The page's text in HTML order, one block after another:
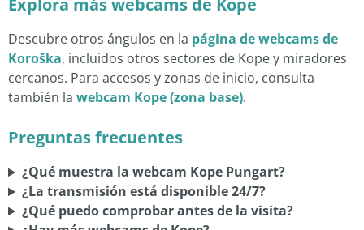
Descubre otros ángulos en la página de webcams de
Koroška, incluidos otros sectores de Kope y miradores
cercanos. Para accesos y zonas de inicio, consulta
también la webcam Kope (zona base).
Preguntas frecuentes
¿Qué muestra la webcam Kope Pungart?
¿La transmisión está disponible 24/7?
¿Qué puedo comprobar antes de la visita?